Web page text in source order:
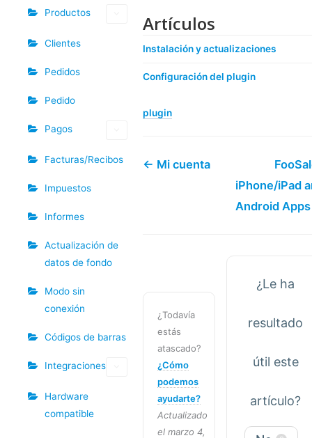
Productos
Clientes
Pedidos
Pedido
Pagos
Facturas/Recibos
Impuestos
Informes
Actualización de
datos de fondo
Modo sin
conexión
Códigos de barras
Integraciones
Hardware
compatible
Artículos
Instalación y actualizaciones
Configuración del plugin
plugin
← Mi cuenta
iPhone/iPad
Android
¿Todavía
estás
atascado?
¿Cómo
podemos
ayudarte?
Actualizado
el marzo 4,
¿Le ha
resultado
útil este
artículo?